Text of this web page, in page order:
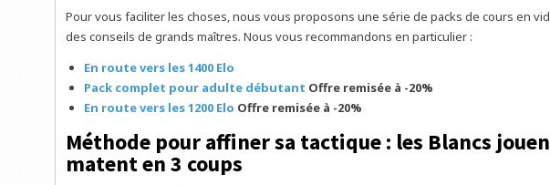
Pour vous faciliter les choses, nous vous proposons une série de packs de cours en
des conseils de grands maîtres. Nous vous recommandons en particulier :
En route vers les 1400 Elo
Pack complet pour adulte débutant Offre remisée à -20%
En route vers les 1200 Elo Offre remisée à -20%
Méthode pour affiner sa tactique : les Blancs
matent en 3 coups